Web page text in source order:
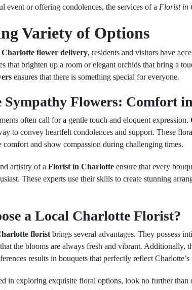
event or offering condolences, the services of a Florist in
Variety of Options
Charlotte flower delivery, residents and visitors have
that brighten up a room or elegant orchids that bring a
ensures that there is something special for everyone.
Sympathy Flowers: Comfort
often call for a gentle touch and eloquent expression.
to convey heartfelt condolences and support. These
comfort and show compassion during challenging times.
artistry of a Florist in Charlotte ensure that every
These experts use their skills to create stunning
a Local Charlotte Florist?
florist brings several advantages. They possess
the blooms are always fresh and vibrant. Additionally,
results in bouquets that perfectly reflect
in exploring exquisite floral options, look no further than